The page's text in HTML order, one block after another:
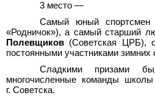
3 место —
Самый юный
«Родничок»), а самый старший
Полевщиков (Советская ЦРБ),
постоянными участниками зимних
Сладкими призами
многочисленные команды
г. Советска.